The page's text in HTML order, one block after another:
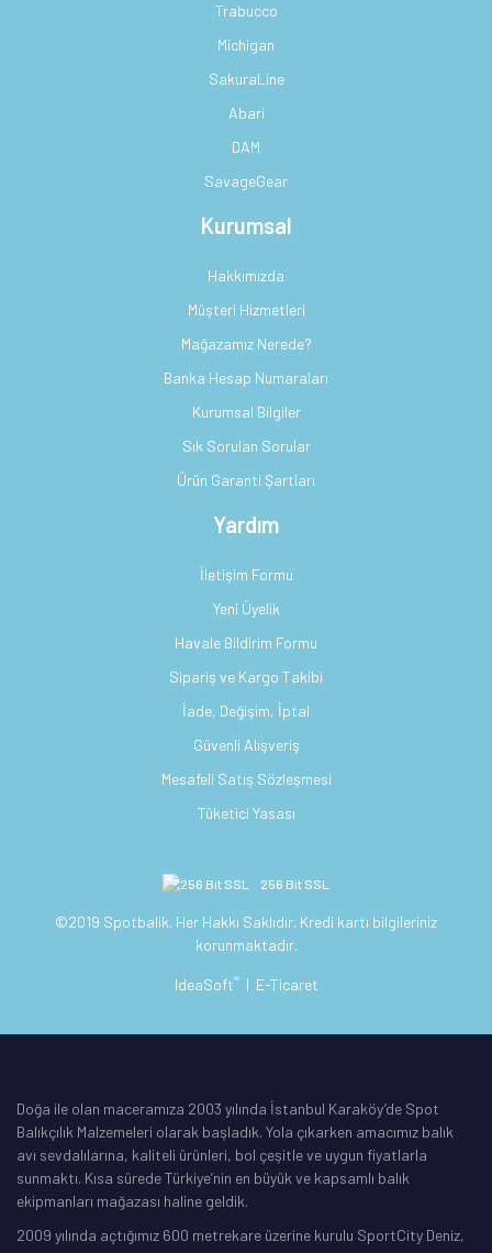
Trabucco
Michigan
SakuraLine
Abari
DAM
SavageGear
Kurumsal
Hakkımızda
Müşteri Hizmetleri
Mağazamız Nerede?
Banka Hesap Numaraları
Kurumsal Bilgiler
Sık Sorulan Sorular
Ürün Garanti Şartları
Yardım
İletişim Formu
Yeni Üyelik
Havale Bildirim Formu
Sipariş ve Kargo Takibi
İade, Değişim, İptal
Güvenli Alışveriş
Mesafeli Satış Sözleşmesi
Tüketici Yasası
256 Bit SSL
©2019 Spotbalik. Her Hakkı Saklıdır. Kredi kartı bilgileriniz
korunmaktadır.
IdeaSoft® | E-Ticaret
Doğa ile olan maceramıza 2003 yılında İstanbul Karaköy’de Spot
Balıkçılık Malzemeleri olarak başladık. Yola çıkarken amacımız balık
avı sevdalılarına, kaliteli ürünleri, bol çeşitle ve uygun fiyatlarla
sunmaktı. Kısa sürede Türkiye’nin en büyük ve kapsamlı balık
ekipmanları mağazası haline geldik.
2009 yılında açtığımız 600 metrekare üzerine kurulu SportCity Deniz,